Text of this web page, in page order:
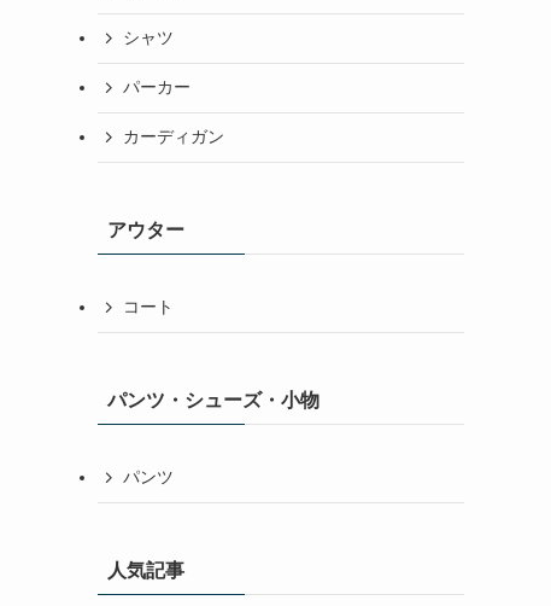
シャツ
パーカー
カーディガン
アウター
コート
パンツ・シューズ・小物
パンツ
人気記事